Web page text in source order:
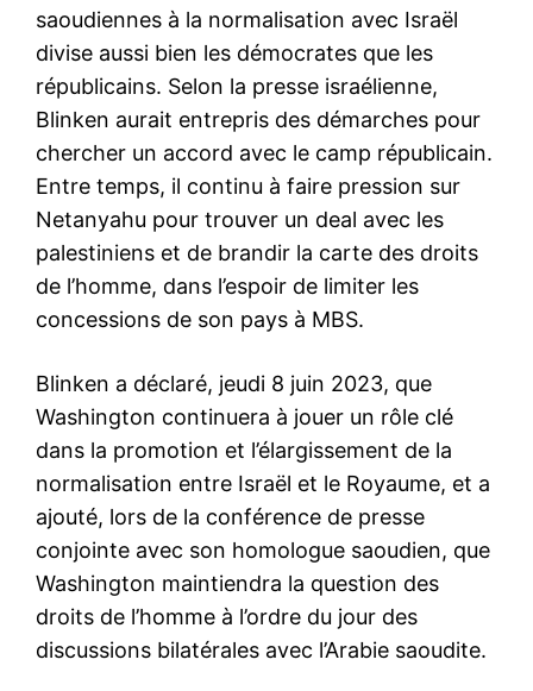
saoudiennes à la normalisation avec Israël
divise aussi bien les démocrates que les
républicains. Selon la presse israélienne,
Blinken aurait entrepris des démarches pour
chercher un accord avec le camp républicain.
Entre temps, il continu à faire pression sur
Netanyahu pour trouver un deal avec les
palestiniens et de brandir la carte des droits
de l’homme, dans l’espoir de limiter les
concessions de son pays à MBS.
Blinken a déclaré, jeudi 8 juin 2023, que
Washington continuera à jouer un rôle clé
dans la promotion et l’élargissement de la
normalisation entre Israël et le Royaume, et a
ajouté, lors de la conférence de presse
conjointe avec son homologue saoudien, que
Washington maintiendra la question des
droits de l’homme à l’ordre du jour des
discussions bilatérales avec l’Arabie saoudite.